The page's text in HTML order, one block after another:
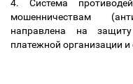
4. Система
мошенничествам
направлена на защиту
платежной организации